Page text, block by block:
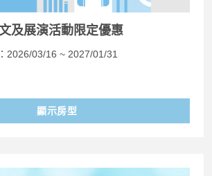
及展演活動限定優惠
2026/03/16 ~ 2027/01/31
顯示房型